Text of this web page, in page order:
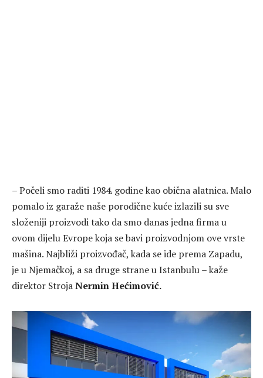
– Počeli smo raditi 1984. godine kao obična alatnica. Malo
pomalo iz garaže naše porodične kuće izlazili su sve
složeniji proizvodi tako da smo danas jedna firma u
ovom dijelu Evrope koja se bavi proizvodnjom ove vrste
mašina. Najbliži proizvođač, kada se ide prema Zapadu,
je u Njemačkoj, a sa druge strane u Istanbulu – kaže
direktor StrojaNermin Hećimović.